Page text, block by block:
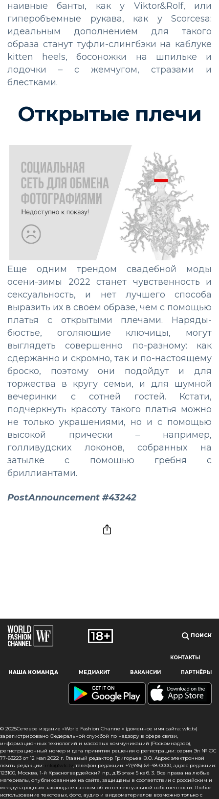
Наш сайт использует файлы cookie и похожие технологии,
пользователям, предоставляя персонализированную
информацию, запоминая предпочтения в области
сайта, вы подтверждаете свое согласие на использование
файлов cookie в соответствии с настоящим уведомлением
в отношении данного типа файлов. Если вы не согласны
с тем, чтобы мы использовали данный тип файлов,
то вы должны соответствующим образом установить
настройки вашего браузера или не использовать сайт wfc.tv
наивные банты, как у Viktor&Rolf, или
гиперобъемные рукава, как у Scorcesa:
идеальным дополнением для такого
образа станут туфли-слингбэки на каблуке
kitten heels, босоножки на шпильке и
лодочки – с жемчугом, стразами и
блестками.
Открытые плечи
Еще одним трендом свадебной моды
осени-зимы 2022 станет чувственность и
сексуальность, и нет лучшего способа
выразить их в своем образе, чем с помощью
платья с открытыми плечами. Наряды-
бюстье, оголяющие ключицы, могут
выглядеть совершенно по-разному: как
сдержанно и скромно, так и по-настоящему
броско, поэтому они подойдут и для
торжества в кругу семьи, и для шумной
вечеринки с сотней гостей. Кстати,
подчеркнуть красоту такого платья можно
не только украшениями, но и с помощью
высокой прически – например,
голливудских локонов, собранных на
затылке с помощью гребня с
бриллиантами.
PostAnnouncement #43242
ПОИСК
КОНТАКТЫ
НАША КОМАНДА МЕДИАКИТ ВАКАНСИИ ПАРТНЁРЫ
© 2025Сетевое издание «World Fashion Channel» (доменное имя сайта: wfc.tv)
зарегистрировано Федеральной службой по надзору в сфере связи,
информационных технологий и массовых коммуникаций (Роскомнадзор),
регистрационный номер и дата принятия решения о регистрации: серия Эл № ФС
77-83223 от 12 мая 2022 г. Главный редактор Григорьев В.О. Адрес электронной
почты редакции: info@wfc.tv, телефон редакции: +7(495) 64-48-0000, адрес редакции:
123100, Москва, 1-й Красногвардейский пр., д.15 этаж 5 каб. 3. Все права на любые
материалы, опубликованные на сайте, защищены в соответствии с российским и
международным законодательством об интеллектуальной собственности. Любое
использование текстовых, фото, аудио и видеоматериалов возможно только с